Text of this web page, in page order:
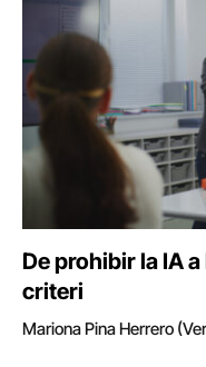
De prohibir la IA
criteri
Mariona Pina Herrero